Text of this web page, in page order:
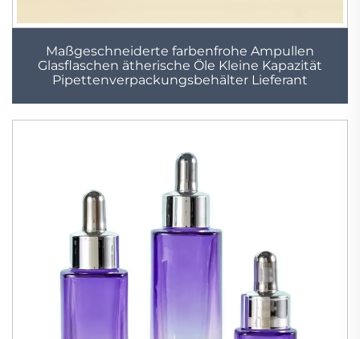
Maßgeschneiderte farbenfrohe Ampullen
Glasflaschen ätherische Öle Kleine Kapazität
Pipettenverpackungsbehälter Lieferant